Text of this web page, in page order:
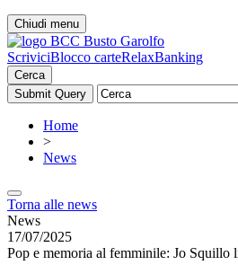
Chiudi menu
ScriviciBlocco carteRelaxBanking
Cerca
Home
>
News
Torna alle news
News
17/07/2025
Pop e memoria al femminile: Jo